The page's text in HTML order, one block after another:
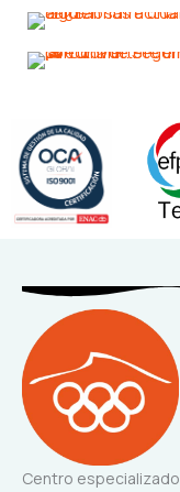
Centro